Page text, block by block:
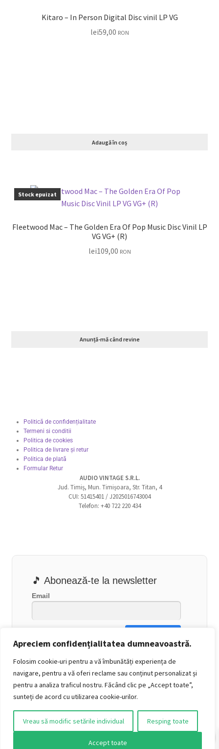
Apreciem confidențialitatea dumneavoastră.
Folosim cookie-uri pentru a vă îmbunătăți experiența de
navigare, pentru a vă oferi reclame sau conținut personalizat și
pentru a analiza traficul nostru. Făcând clic pe „Accept toate”,
sunteți de acord cu utilizarea cookie-urilor.
Vreau să modific setările individual Resping toate
Accept toate
Kitaro – In Person Digital Disc vinil LP VG
lei59,00 RON
Adaugă în coș
Stock epuizat
Fleetwood Mac – The Golden Era Of Pop Music Disc Vinil LP
VG VG+ (R)
lei109,00 RON
Anunță-mă când revine
Politică de confidențialitate
Termeni si conditii
Politica de cookies
Politica de livrare și retur
Politica de plată
Formular Retur
AUDIO VINTAGE S.R.L.
Jud. Timiș, Mun. Timișoara, Str. Titan, 4
CUI: 51415401 / J2025016743004
Telefon: +40 722 220 434
🎵 Abonează-te la newsletter
Email
0